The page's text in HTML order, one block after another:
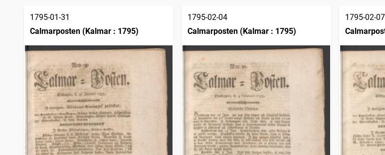
1795-01-31
Calmarposten (Kalmar : 1795)
1795-02-04
Calmarposten (Kalmar : 1795)
1795-02-07